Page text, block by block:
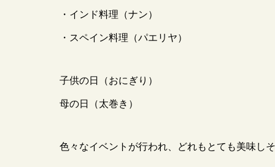
・インド料理（ナン）
・スペイン料理（パエリヤ）
子供の日（おにぎり）
母の日（太巻き）
色々なイベントが行われ、どれもとても美味しそ